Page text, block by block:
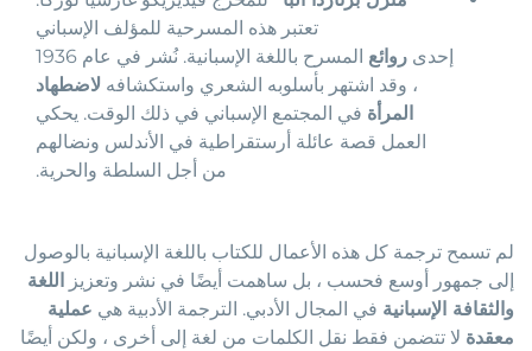
تعتبر هذه المسرحية للمؤلف الإسباني
إحدى روائع
المسرح باللغة الإسبانية. نُشر في عام 1936
، وقد اشتهر بأسلوبه الشعري واستكشافه لاضطهاد
المرأةفي المجتمع الإسباني في ذلك الوقت. يحكي
العمل قصة عائلة أرستقراطية في الأندلس ونضالهم
من أجل السلطة والحرية.
لم تسمح ترجمة كل هذه الأعمال للكتاب باللغة الإسبانية بالوصول
إلى جمهور أوسع فحسب ، بل ساهمت أيضًا في نشر وتعزيز اللغة
والثقافة الإسبانيةفي المجال الأدبي. الترجمة الأدبية هي عملية
معقدةلا تتضمن فقط نقل الكلمات من لغة إلى أخرى ، ولكن أيضًا